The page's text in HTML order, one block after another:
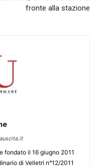
fronte alla stazione
fondato il 16 giugno 2011
di Velletri n°12/2011